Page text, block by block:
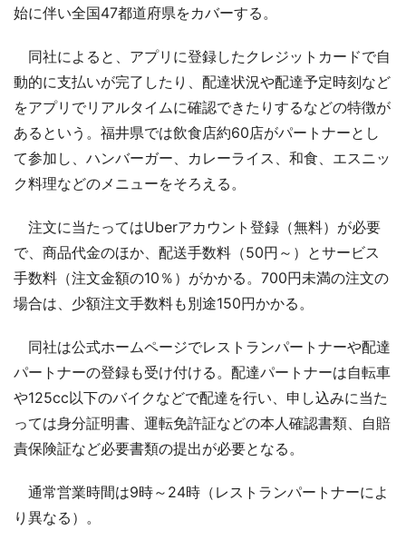
始に伴い全国47都道府県をカバーする。
同社によると、アプリに登録したクレジットカードで自
動的に支払いが完了したり、配達状況や配達予定時刻など
をアプリでリアルタイムに確認できたりするなどの特徴が
あるという。福井県では飲食店約60店がパートナーとし
て参加し、ハンバーガー、カレーライス、和食、エスニッ
ク料理などのメニューをそろえる。
注文に当たってはUberアカウント登録（無料）が必要
で、商品代金のほか、配送手数料（50円～）とサービス
手数料（注文金額の10％）がかかる。700円未満の注文の
場合は、少額注文手数料も別途150円かかる。
同社は公式ホームページでレストランパートナーや配達
パートナーの登録も受け付ける。配達パートナーは自転車
や125cc以下のバイクなどで配達を行い、申し込みに当た
っては身分証明書、運転免許証などの本人確認書類、自賠
責保険証など必要書類の提出が必要となる。
通常営業時間は9時～24時（レストランパートナーによ
り異なる）。